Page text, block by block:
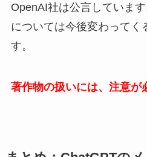
OpenAI社は公言していま
については今後変わってく
す。
著作物の扱いには、注意が